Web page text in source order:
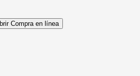
Compra en línea